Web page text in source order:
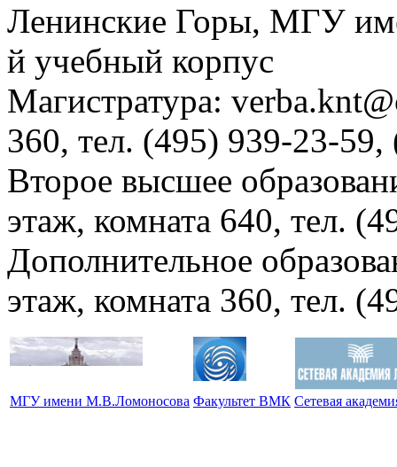
Ленинские Горы, МГУ
й учебный корпус
Магистратура:
360, тел. (495) 939-23-
Второе высшее
этаж, комната 640, тел.
Дополнительное
этаж, комната 360, тел.
МГУ имени М.В.Ломоносова Факультет ВМК Сетевая